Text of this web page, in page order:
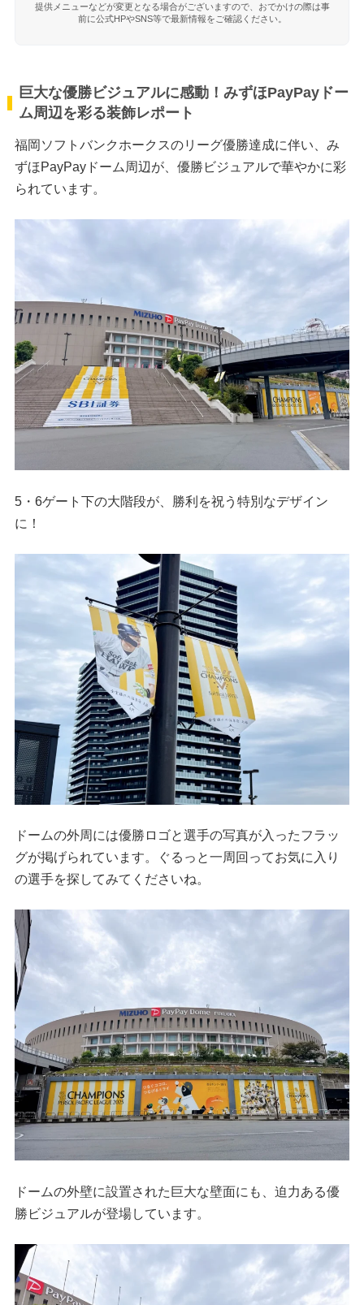
提供メニューなどが変更となる場合がございますので、おでかけの際は事
前に公式HPやSNS等で最新情報をご確認ください。
巨大な優勝ビジュアルに感動！みずほPayPayドー
ム周辺を彩る装飾レポート
福岡ソフトバンクホークスのリーグ優勝達成に伴い、み
ずほPayPayドーム周辺が、優勝ビジュアルで華やかに彩
られています。
5・6ゲート下の大階段が、勝利を祝う特別なデザイン
に！
ドームの外周には優勝ロゴと選手の写真が入ったフラッ
グが掲げられています。ぐるっと一周回ってお気に入り
の選手を探してみてくださいね。
ドームの外壁に設置された巨大な壁面にも、迫力ある優
勝ビジュアルが登場しています。